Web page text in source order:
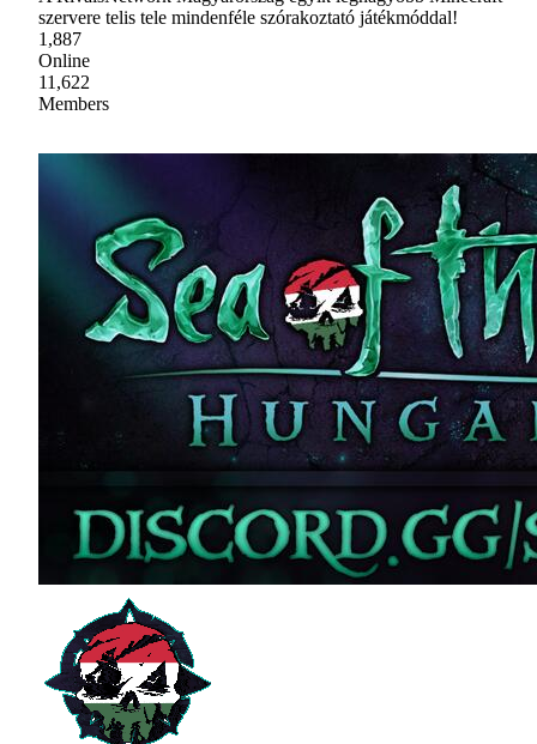
szervere telis tele mindenféle szórakoztató játékmóddal!
1,887
Online
11,622
Members